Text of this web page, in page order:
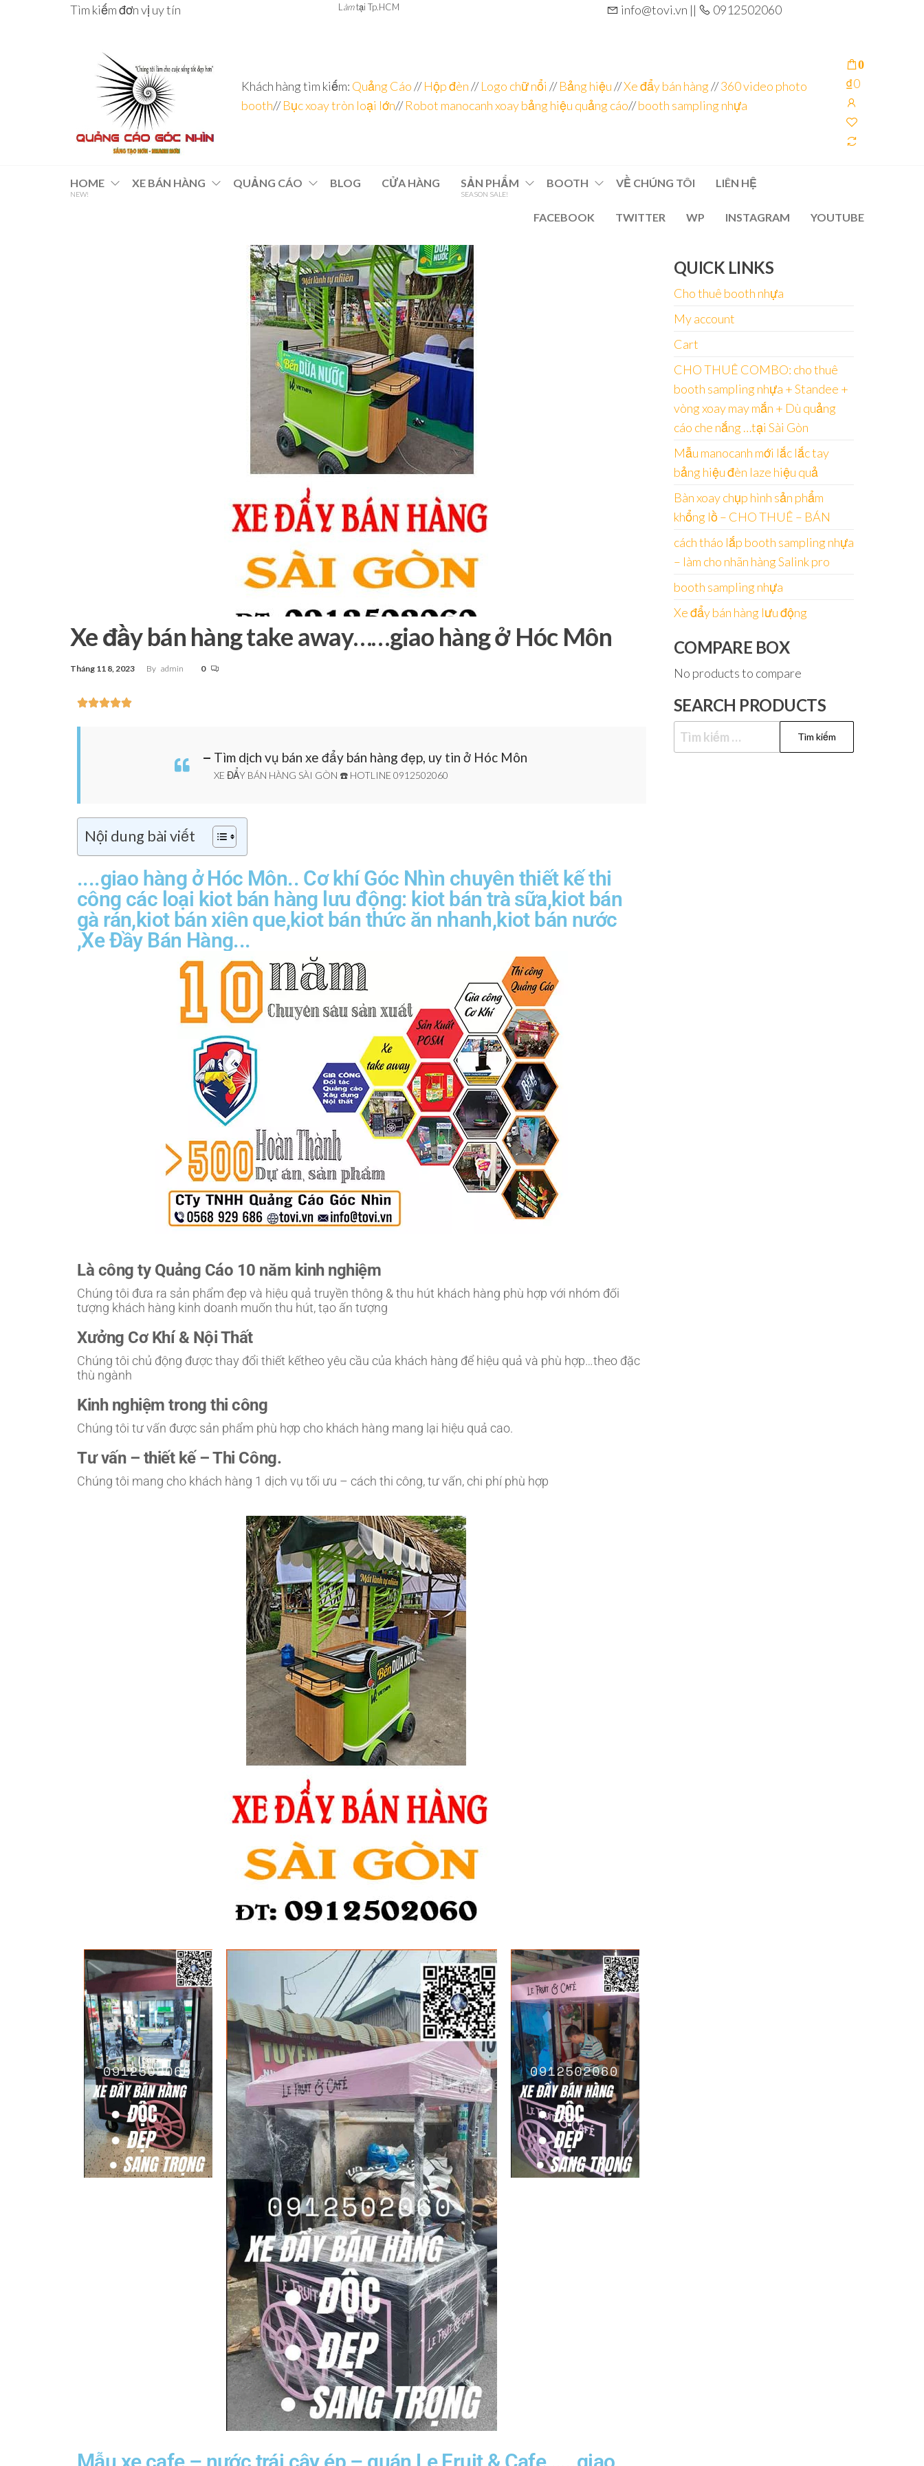
Tìm kiếm đơn vị uy tín L àmtại Tp.HCM info@tovi.vn || 0912502060
chuyên
sâu – 8
Agency –
nhà sản
Khách hàng tìm kiếm: Quảng Cáo//Hộp đèn//Logo chữ nổi //Bảng hiệu//Xe đẩy bán hàng//360 video photo
booth//Bục xoay tròn loại lớn//Robot manocanh xoay bảng hiệu quảng cáo//booth sampling nhựa
0
₫0
HOME
NEW!
XE BÁN HÀNG QUẢNG CÁO BLOG CỬA HÀNG SẢN PHẨM
SEASON SALE!
BOOTH VỀ CHÚNG TÔI LIÊN HỆ
FACEBOOK TWITTER WP INSTAGRAM YOUTUBE
Xe đầy bán hàng take away……giao hàng ở Hóc Môn
Tháng 11 8, 2023 By admin 0
Tìm dịch vụ bán xe đẩy bán hàng đẹp, uy tin ở Hóc Môn
XE ĐẨY BÁN HÀNG SÀI GÒN ☎️ HOTLINE 0912502060
Nội dung bài viết
....giao hàng ở Hóc Môn.. Cơ khí Góc Nhìn chuyên thiết kế thi
công các loại kiot bán hàng lưu động: kiot bán trà sữa,kiot bán
gà rán,kiot bán xiên que,kiot bán thức ăn nhanh,kiot bán nước
,Xe Đầy Bán Hàng...
Là công ty Quảng Cáo 10 năm kinh nghiệm
Chúng tôi đưa ra sản phẩm đẹp và hiệu quả truyền thông & thu hút khách hàng phù hợp với nhóm đối
tượng khách hàng kinh doanh muốn thu hút, tạo ấn tượng
Xưởng Cơ Khí & Nội Thất
Chúng tôi chủ động được thay đổi thiết kếtheo yêu cầu của khách hàng để hiệu quả và phù hợp…theo đặc
thù ngành
Kinh nghiệm trong thi công
Chúng tôi tư vấn được sản phẩm phù hợp cho khách hàng mang lại hiệu quả cao.
Tư vấn – thiết kế – Thi Công.
Chúng tôi mang cho khách hàng 1 dịch vụ tối ưu – cách thi công, tư vấn, chi phí phù hợp
QUICK LINKS
Cho thuê booth nhựa
My account
Cart
CHO THUÊ COMBO: cho thuê
booth sampling nhựa + Standee +
vòng xoay may mắn + Dù quảng
cáo che nắng …tại Sài Gòn
Mẫu manocanh mới lắc lắc tay
bảng hiệu đèn laze hiệu quả
Bàn xoay chụp hình sản phẩm
khổng lồ – CHO THUÊ – BÁN
cách tháo lắp booth sampling nhựa
– làm cho nhãn hàng Salink pro
booth sampling nhựa
Xe đẩy bán hàng lưu động
COMPARE BOX
No products to compare
SEARCH PRODUCTS